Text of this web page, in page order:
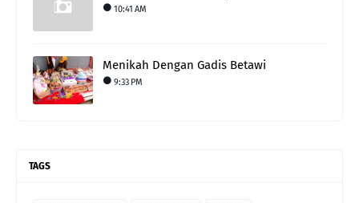
10:41 AM
Menikah Dengan Gadis Betawi
9:33 PM
TAGS